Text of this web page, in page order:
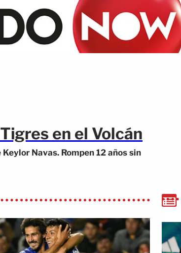
en el Volcán
Navas. Rompen 12 años sin